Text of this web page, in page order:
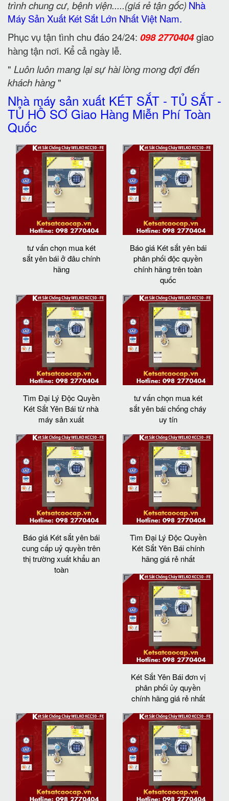
trình chung cư, bệnh viện.....(giá rẻ tận gốc) Nhà
Máy Sản Xuất Két Sắt Lớn Nhất Việt Nam.
Phục vụ tận tình chu đáo 24/24: 098 2770404giao
hàng tận nơi. Kể cả ngày lễ.
" Luôn luôn mang lại sự hài lòng mong đợi đến
khách hàng"
Nhà máy sản xuất KÉT SẮT - TỦ SẮT -
TỦ HỒ SƠ Giao Hàng Miễn Phí Toàn
Quốc
tư vấn chọn mua két
sắt yên bái ở đâu chính
hãng
Báo giá Két sắt yên bái
phân phối độc quyền
chính hãng trên toàn
quốc
Tìm Đại Lý Độc Quyền
Két Sắt Yên Bái từ nhà
máy sản xuất
tư vấn chọn mua két
sắt yên bái chống cháy
uy tín
Báo giá Két sắt yên bái
cung cấp uỷ quyền trên
thị trường xuất khẩu an
toàn
Tìm Đại Lý Độc Quyền
Két Sắt Yên Bái chính
hãng giá rẻ nhất
Két Sắt Yên Bái đơn vị
phân phối ủy quyền
chính hãng giá rẻ nhất